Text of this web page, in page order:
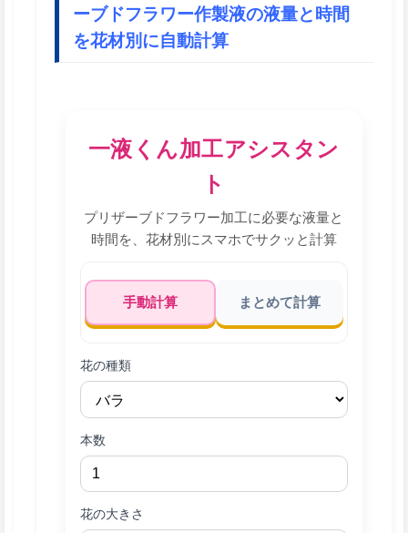
ーブドフラワー作製液の液量と時間
を花材別に自動計算
一液くん加工アシスタン
ト
プリザーブドフラワー加工に必要な液量と
時間を、花材別にスマホでサクッと計算
手動計算 まとめて計算
花の種類
本数
花の大きさ